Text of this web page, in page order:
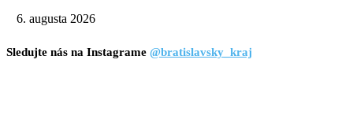
6. augusta 2026
Sledujte nás na Instagrame @bratislavsky_kraj